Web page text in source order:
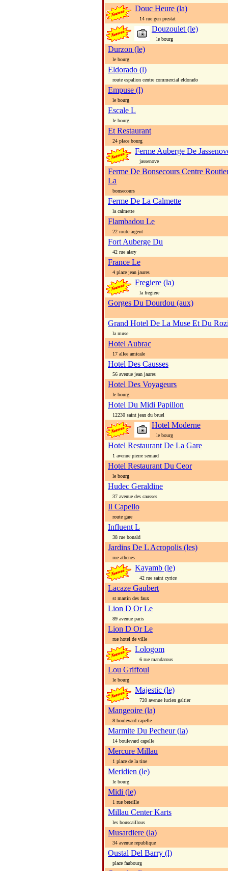
Douc Heure (la)
14 rue gen prestat
Douzoulet (le)
le bourg
Durzon (le)
le bourg
Eldorado (l)
route espalion centre commercial eldorado
Empuse (l)
le bourg
Escale L
le bourg
Et Restaurant
24 place bourg
Ferme Auberge De
jassenove
Ferme De Bonsecours Centre
La
bonsecours
Ferme De La Calmette
la calmette
Flambadou Le
22 route argent
Fort Auberge Du
42 rue alary
France Le
4 place jean jaures
Fregiere (la)
la fregiere
Gorges Du Dourdou (aux)
Grand Hotel De La Muse Et Du
la muse
Hotel Aubrac
17 allee amicale
Hotel Des Causses
56 avenue jean jaures
Hotel Des Voyageurs
le bourg
Hotel Du Midi Papillon
12230 saint jean du bruel
Hotel Moderne
le bourg
Hotel Restaurant De La Gare
1 avenue pierre semard
Hotel Restaurant Du Ceor
le bourg
Hudec Geraldine
37 avenue des causses
Il Capello
route gare
Influent L
38 rue bonald
Jardins De L Acropolis (les)
rue athenes
Kayamb (le)
42 rue saint cyrice
Lacaze Gaubert
st martin des faux
Lion D Or Le
89 avenue paris
Lion D Or Le
rue hotel de ville
Lologom
6 rue mandarous
Lou Griffoul
le bourg
Majestic (le)
720 avenue lucien galtier
Mangeoire (la)
8 boulevard capelle
Marmite Du Pecheur (la)
14 boulevard capelle
Mercure Millau
1 place de la tine
Meridien (le)
le bourg
Midi (le)
1 rue beteille
Millau Center Karts
les bouscaillous
Musardiere (la)
34 avenue republique
Oustal Del Barry (l)
place faubourg